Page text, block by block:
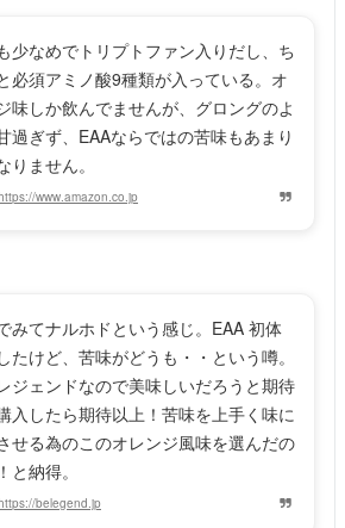
少なめでトリプトファン入りだし、ち
必須アミノ酸9種類が入っている。オ
味しか飲んでませんが、グロングのよ
過ぎず、EAAならではの苦味もあまり
りません。
www.amazon.co.jp
みてナルホドという感じ。EAA 初体
たけど、苦味がどうも・・という噂。
ジェンドなので美味しいだろうと期待
入したら期待以上！苦味を上手く味に
せる為のこのオレンジ風味を選んだの
と納得。
belegend.jp